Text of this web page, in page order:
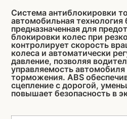
Система антиблокировки
автомобильная технология
предназначенная для
блокировки колес при
контролирует скорость
колеса и автоматически
давление, позволяя
управляемость автомобиля
торможения. ABS
сцепление с дорогой,
повышает безопасность в
WhatsApp VK
Phone